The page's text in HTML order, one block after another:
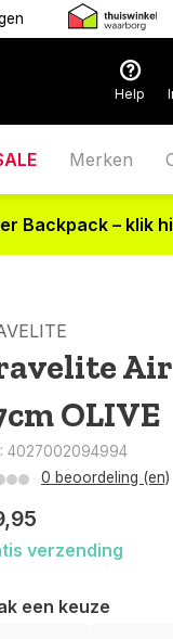
Help
Merken
Backpack – klik
Air
OLIVE
4027002094994
0 beoordeling (en)
verzending
een keuze